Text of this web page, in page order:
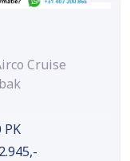
Cruise
PK